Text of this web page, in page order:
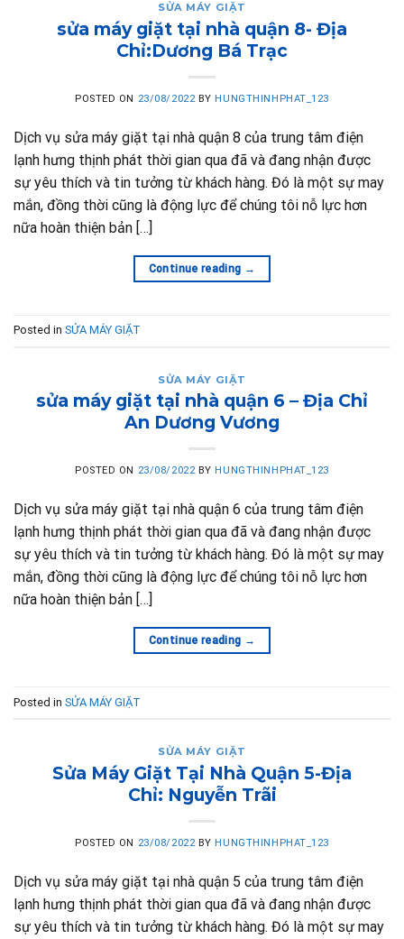
SỬA MÁY GIẶT
sửa máy giặt tại nhà quận 8- Địa
Chỉ:Dương Bá Trạc
POSTED ON 23/08/2022 BY HUNGTHINHPHAT_123
Dịch vụ sửa máy giặt tại nhà quận 8 của trung tâm điện
lạnh hưng thịnh phát thời gian qua đã và đang nhận được
sự yêu thích và tin tưởng từ khách hàng. Đó là một sự may
mắn, đồng thời cũng là động lực để chúng tôi nỗ lực hơn
nữa hoàn thiện bản […]
Continue reading →
Posted in SỬA MÁY GIẶT
SỬA MÁY GIẶT
sửa máy giặt tại nhà quận 6 – Địa Chỉ
An Dương Vương
POSTED ON 23/08/2022 BY HUNGTHINHPHAT_123
Dịch vụ sửa máy giặt tại nhà quận 6 của trung tâm điện
lạnh hưng thịnh phát thời gian qua đã và đang nhận được
sự yêu thích và tin tưởng từ khách hàng. Đó là một sự may
mắn, đồng thời cũng là động lực để chúng tôi nỗ lực hơn
nữa hoàn thiện bản […]
Continue reading →
Posted in SỬA MÁY GIẶT
SỬA MÁY GIẶT
Sửa Máy Giặt Tại Nhà Quận 5-Địa
Chỉ: Nguyễn Trãi
POSTED ON 23/08/2022 BY HUNGTHINHPHAT_123
Dịch vụ sửa máy giặt tại nhà quận 5 của trung tâm điện
lạnh hưng thịnh phát thời gian qua đã và đang nhận được
sự yêu thích và tin tưởng từ khách hàng. Đó là một sự may